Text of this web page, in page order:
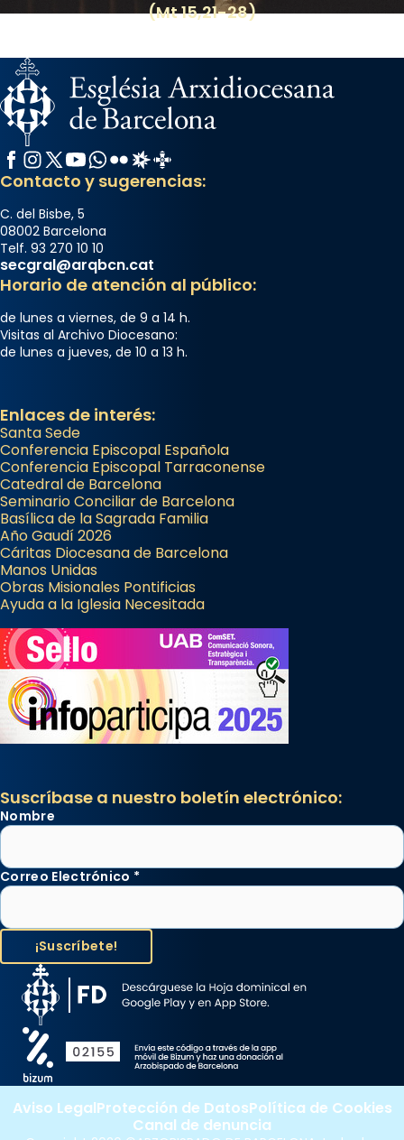
(Mt 15,21-28)
Facebook
Instagram
X / Twitter
YouTube
WhatsApp
FlickrRadio Estel
Catalunya Cristiana
Contacto y sugerencias:
C. del Bisbe, 5
08002 Barcelona
Telf. 93 270 10 10
secgral@arqbcn.cat
Horario de atención al público:
de lunes a viernes, de 9 a 14 h.
Visitas al Archivo Diocesano:
de lunes a jueves, de 10 a 13 h.
Enlaces de interés:
Santa Sede
Conferencia Episcopal Española
Conferencia Episcopal Tarraconense
Catedral de Barcelona
Seminario Conciliar de Barcelona
Basílica de la Sagrada Familia
Año Gaudí 2026
Cáritas Diocesana de Barcelona
Manos Unidas
Obras Misionales Pontificias
Ayuda a la Iglesia Necesitada
Suscríbase a nuestro boletín electrónico:
Nombre
Correo Electrónico *
Aviso LegalProtección de DatosPolítica de Cookies
Canal de denuncia